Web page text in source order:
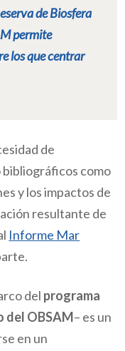
de Biosfera
permite
los que centrar
de
bibliográficos como
y los impactos de
resultante de
Informe Mar
del programa
del OBSAM– es un
en un